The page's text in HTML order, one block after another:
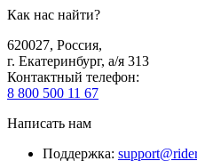
Как нас найти?
620027, Россия,
г. Екатеринбург, а/я 313
Контактный телефон:
8 800 500 11 67
Написать нам
Поддержка: